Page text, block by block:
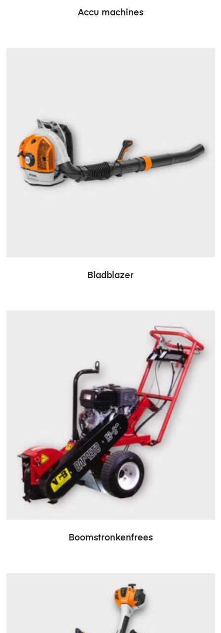
Accu machines
Bladblazer
Boomstronkenfrees